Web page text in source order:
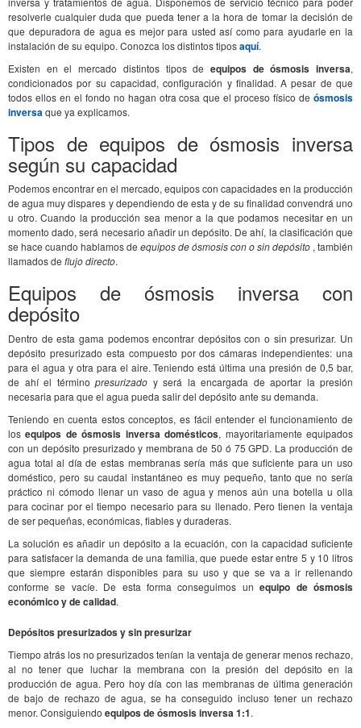
resolverle cualquier duda que pueda tener a la hora de tomar la decisión de
que depuradora de agua es mejor para usted así como para ayudarle en la
instalación de su equipo. Conozca los distintos tiposaquí.
Existen en el mercado distintos tipos de equipos de ósmosis inversa,
condicionados por su capacidad, configuración y finalidad. A pesar de que
todos ellos en el fondo no hagan otra cosa que el proceso físico de ósmosis
inversa que ya explicamos.
Tipos de equipos de ósmosis inversa
según su capacidad
Podemos encontrar en el mercado, equipos con capacidades en la producción
de agua muy dispares y dependiendo de esta y de su finalidad convendrá uno
u otro. Cuando la producción sea menor a la que podamos necesitar en un
momento dado, será necesario añadir un depósito. De ahí, la clasificación que
se hace cuando hablamos de equipos de ósmosis con o sin depósito , también
llamados de flujo directo.
Equipos de ósmosis inversa con
depósito
Dentro de esta gama podemos encontrar depósitos con o sin presurizar. Un
depósito presurizado esta compuesto por dos cámaras independientes: una
para el agua y otra para el aire. Teniendo está última una presión de 0,5 bar,
de ahí el término presurizado y será la encargada de aportar la presión
necesaria para que el agua pueda salir del depósito ante su demanda.
Teniendo en cuenta estos conceptos, es fácil entender el funcionamiento de
losequipos de ósmosis inversa domésticos, mayoritariamente equipados
con un depósito presurizado y membrana de 50 ó 75 GPD. La producción de
agua total al día de estas membranas sería más que suficiente para un uso
doméstico, pero su caudal instantáneo es muy pequeño, tanto que no sería
práctico ni cómodo llenar un vaso de agua y menos aún una botella u olla
para cocinar por el tiempo necesario para su llenado. Pero tienen la ventaja
de ser pequeñas, económicas, fiables y duraderas.
La solución es añadir un depósito a la ecuación, con la capacidad suficiente
para satisfacer la demanda de una familia, que puede estar entre 5 y 10 litros
que siempre estarán disponibles para su uso y que se va a ir rellenando
conforme se vacíe. De esta forma conseguimos unequipo de ósmosis
económico y de calidad.
Depósitos presurizados y sin presurizar
Tiempo atrás los no presurizados tenían la ventaja de generar menos rechazo,
al no tener que luchar la membrana con la presión del depósito en la
producción de agua. Pero hoy día con las membranas de última generación
de bajo de rechazo de agua, se ha conseguido incluso tener un rechazo
menor. Consiguiendo equipos de ósmosis inversa 1:1.